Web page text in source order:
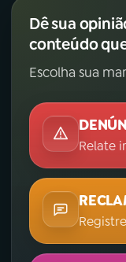
Dê sua
conteúdo
Escolha sua
Relate